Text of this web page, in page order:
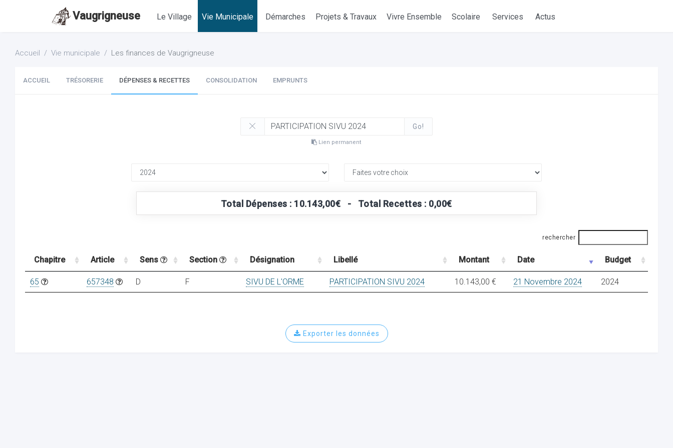
Vaugrigneuse Le Village Vie Municipale Démarches Projets & Travaux Vivre Ensemble Scolaire Services Actus
Accueil Vie municipale Les finances de Vaugrigneuse
ACCUEIL TRÉSORERIE DÉPENSES & RECETTES CONSOLIDATION EMPRUNTS
Go!
Lien permanent
Total Dépenses : 10.143,00€ - Total Recettes : 0,00€
rechercher
Chapitre Article Sens Section Désignation Libellé Montant Date Budget
65 657348 D F SIVU DE L'ORME PARTICIPATION SIVU 2024 10.143,00 € 21 Novembre 2024 2024
Exporter les données